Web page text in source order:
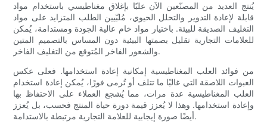
يُنتج العديد من المصنّعين الآن علبًا بإغلاق مغناطيسي باستخدام مواد
قابلة لإعادة التدوير والتحلل الحيوي، مُلبّيين الطلب المتزايد على مواد
التغليف الصديقة للبيئة. باختيار مواد خام عالية الجودة ومستدامة، يُمكن
للعلامات التجارية تقليل بصمتها البيئية دون المساس بالتصميم المتين
والشعور الفاخر المُتوقع من التغليف الفاخر.
من فوائد العلب المغناطيسية إمكانية إعادة استخدامها. فعلى عكس
العبوات اللاصقة التي غالبًا ما تتلف أو تُرمى فورًا، يُمكن إعادة استخدام
العلب المغناطيسية عدة مرات، مما يُشجع العملاء على الاحتفاظ بها
وإعادة استخدامها. وهذا لا يُعزز قيمة دورة حياة المنتج فحسب، بل يُعزز
أيضًا صورة إيجابية للعلامة التجارية مرتبطة بالاستدامة.